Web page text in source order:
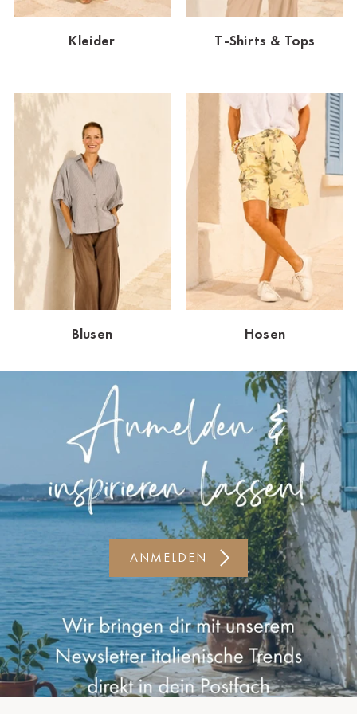
Dornbirn
Dortmund-Hombruch
Essen
HH-AEZ
HH-EEZ
HH-Eppendorf
HH-Hanseviertel
HH-Wandsbek
Hannover
Innsbruck
Kiel-CittiPark
Leipzig
Lindau
Münster
Oldenburg
Potsdam
Rostock
Kleider T-Shirts & Tops
Blusen Hosen
ANMELDEN